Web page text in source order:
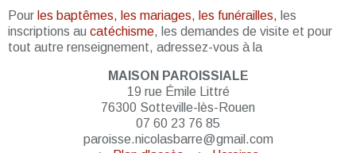
Pour les baptêmes, les mariages, les funérailles, les
inscriptions au catéchisme, les demandes de visite et pour
tout autre renseignement, adressez-vous à la
MAISON PAROISSIALE
19 rue Émile Littré
76300 Sotteville-lès-Rouen
07 60 23 76 85
paroisse.nicolasbarre@gmail.com